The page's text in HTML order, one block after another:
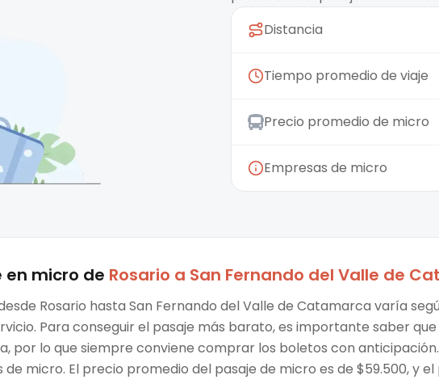
Distancia
Tiempo promedio de viaje
Precio promedio de micro
Empresas de micro
en micro de Rosario a San Fernando del Valle de
Rosario hasta San Fernando del Valle de Catamarca varía
Para conseguir el pasaje más barato, es importante saber
por lo que siempre conviene comprar los boletos con
micro. El precio promedio del pasaje de micro es de $59.500, y